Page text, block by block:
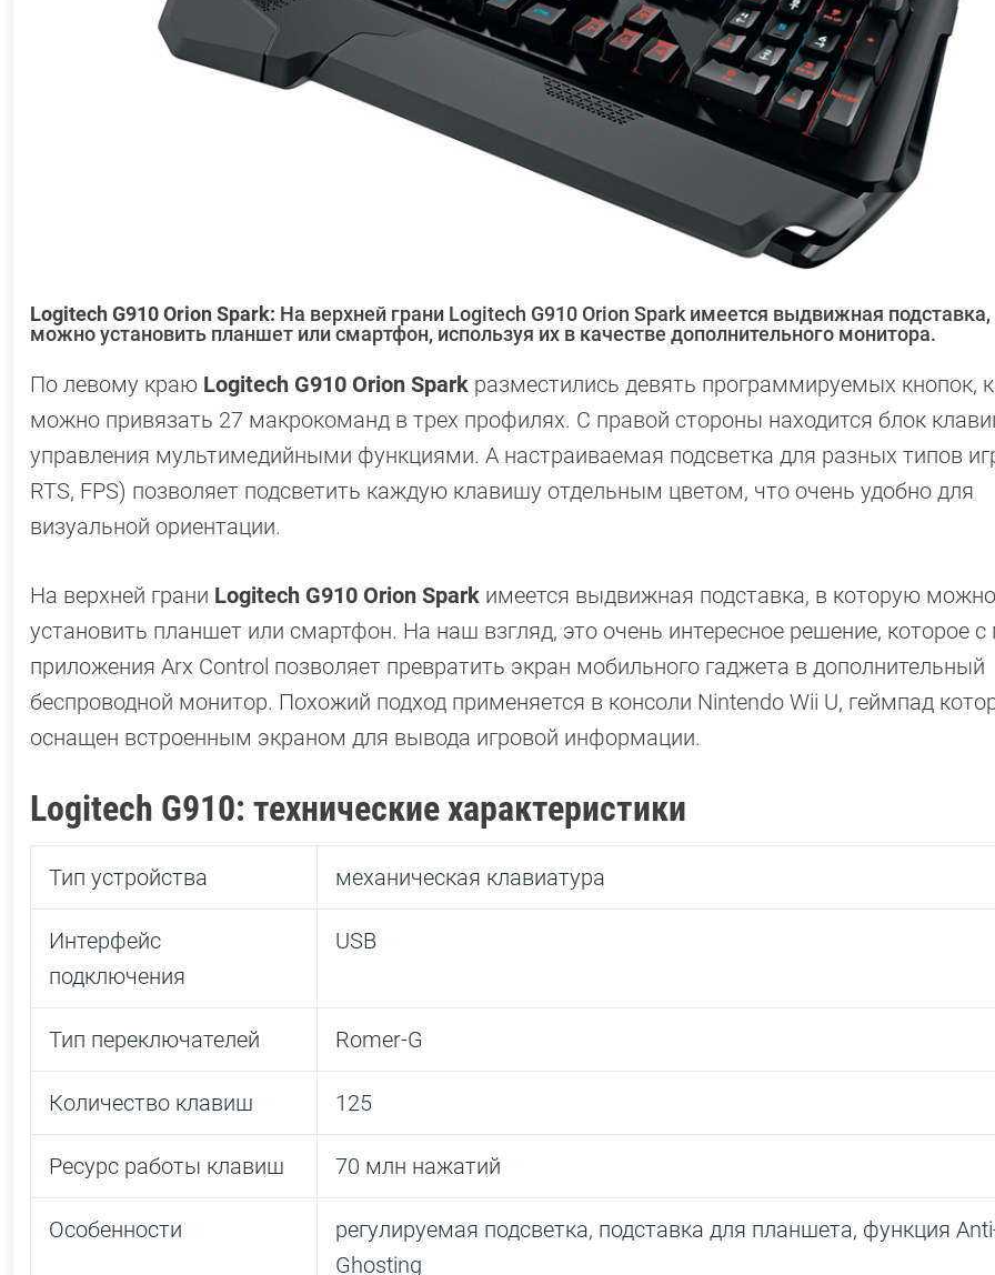
Logitech G910 Orion Spark: На верхней грани Logitech G910 Ori­on Spark имеется выдвижная
можно установить планшет или смартфон, используя их в качестве дополнительного монитора.
По левому краю Logitech G910 Orion Spark разместились девять программируемых кнопок,
можно привязать 27 макрокоманд в трех профилях. С правой стороны находится блок
управления мультимедийными функциями. А настраиваемая подсветка для разных типов
RTS, FPS) позволяет подсветить каждую клавишу отдельным цветом, что очень удобно для
визуальной ориентации.
На верхней грани Logitech G910 Ori­on Spark имеется выдвижная подставка, в которую можно
установить планшет или смартфон. На наш взгляд, это очень интересное решение, которое
приложения Arx Control позволяет превратить экран мобильного гаджета в дополнительный
беспроводной монитор. Похожий подход применяется в консоли Nintendo Wii U, геймпад
оснащен встроенным экраном для вывода игровой информации.
Logitech G910: технические характеристики
Тип устройства механическая клавиатура
Интерфейс
подключения
USB
Тип переключателей Romer-G
Количество клавиш 125
Ресурс работы клавиш 70 млн нажатий
Особенности
регулируемая подсветка, подставка для планшета, функция
Ghosting